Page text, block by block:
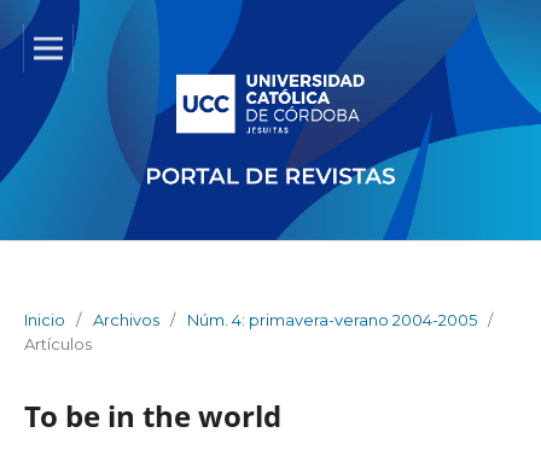
Inicio / Archivos / Núm. 4: primavera-verano 2004-2005 /
Artículos
To be in the world